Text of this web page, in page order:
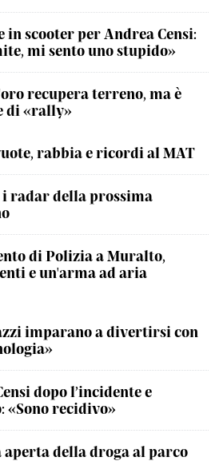
in scooter per Andrea Censi:
mi sento uno stupido»
recupera terreno, ma è
di «rally»
rabbia e ricordi al MAT
i radar della prossima
di Polizia a Muralto,
e un'arma ad aria
imparano a divertirsi con
dopo l’incidente e
«Sono recidivo»
aperta della droga al parco